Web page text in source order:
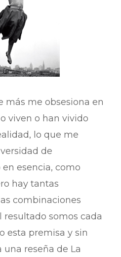
más me obsesiona en
viven o han vivido
lo que me
de
esencia, como
hay tantas
combinaciones
somos cada
esta premisa y sin
reseña de La